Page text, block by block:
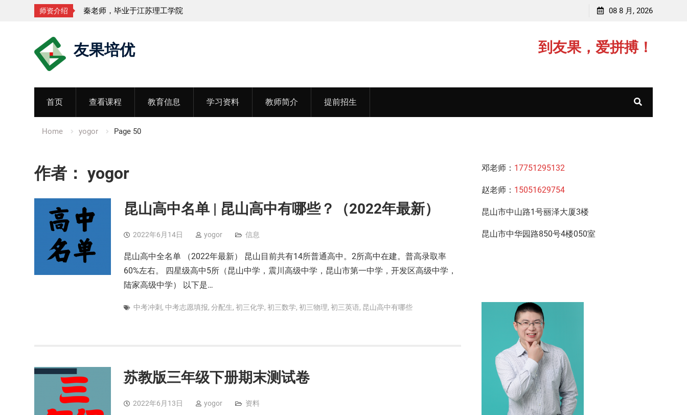
师资介绍
毕业于江苏理工学院 孟老师，毕业于湖北中医药大学 赵老师，毕业于中国矿业大学(211)
08 8 月, 2026
友果培优 到友果，爱拼搏！
首页 查看课程 教育信息 学习资料 教师简介 提前招生
Home yogor Page 50
作者： yogor
昆山高中名单 | 昆山高中有哪些？（2022年最新）
2022年6月14日 yogor 信息
昆山高中全名单 （2022年最新） 昆山目前共有14所普通高中。2所高中在建。普高录取率
60%左右。 四星级高中5所（昆山中学，震川高级中学，昆山市第一中学，开发区高级中学，
陆家高级中学） 以下是…
中考冲刺 , 中考志愿填报, 分配生, 初三化学, 初三数学, 初三物理, 初三英语, 昆山高中有哪些
苏教版三年级下册期末测试卷
2022年6月13日 yogor 资料
邓老师： 17751295132
赵老师： 15051629754
昆山市中山路1号丽泽大厦3楼
昆山市中华园路850号4楼050室